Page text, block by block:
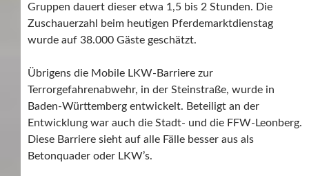
Gruppen dauert dieser etwa 1,5 bis 2 Stunden. Die
Zuschauerzahl beim heutigen Pferdemarktdienstag
wurde auf 38.000 Gäste geschätzt.
Übrigens die Mobile LKW-Barriere zur
Terrorgefahrenabwehr, in der Steinstraße, wurde in
Baden-Württemberg entwickelt. Beteiligt an der
Entwicklung war auch die Stadt- und die FFW-Leonberg.
Diese Barriere sieht auf alle Fälle besser aus als
Betonquader oder LKW’s.